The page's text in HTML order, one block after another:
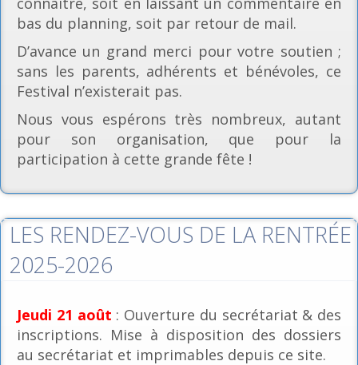
bas du planning, soit par retour de mail.
D’avance un grand merci pour votre soutien ;
sans les parents, adhérents et bénévoles, ce
Festival n’existerait pas.
Nous vous espérons très nombreux, autant
pour son organisation, que pour la
participation à cette grande fête !
LES RENDEZ-VOUS DE LA RENTRÉE
2025-2026
Jeudi 21 août : Ouverture du secrétariat & des
inscriptions. Mise à disposition des dossiers
au secrétariat et imprimables depuis ce site.